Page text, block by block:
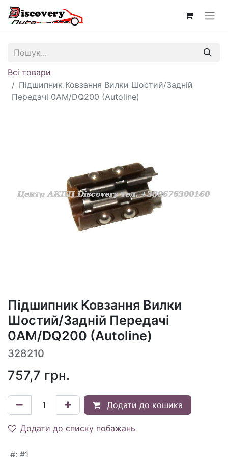
Всі товари
Підшипник Ковзання Вилки Шостий/Задній
Передачі 0AM/DQ200 (Autoline)
Підшипник Ковзання Вилки
Шостий/Задній Передачі
0AM/DQ200 (Autoline)
328210
757,7 грн.
Додати до кошика
Додати до списку побажань
#: #1